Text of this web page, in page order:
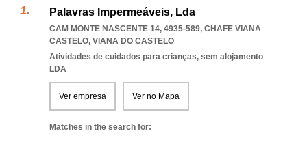
Palavras Impermeáveis, Lda
CAM MONTE NASCENTE 14, 4935-589, CHAFE VIANA
CASTELO, VIANA DO CASTELO
Atividades de cuidados para crianças, sem alojamento
LDA
Ver empresa Ver no Mapa
Matches in the search for: